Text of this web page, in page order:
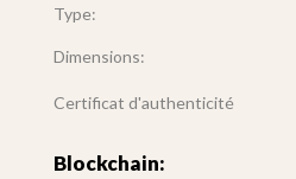
Type:
Dimensions:
Certificat d'authenticité
Blockchain: